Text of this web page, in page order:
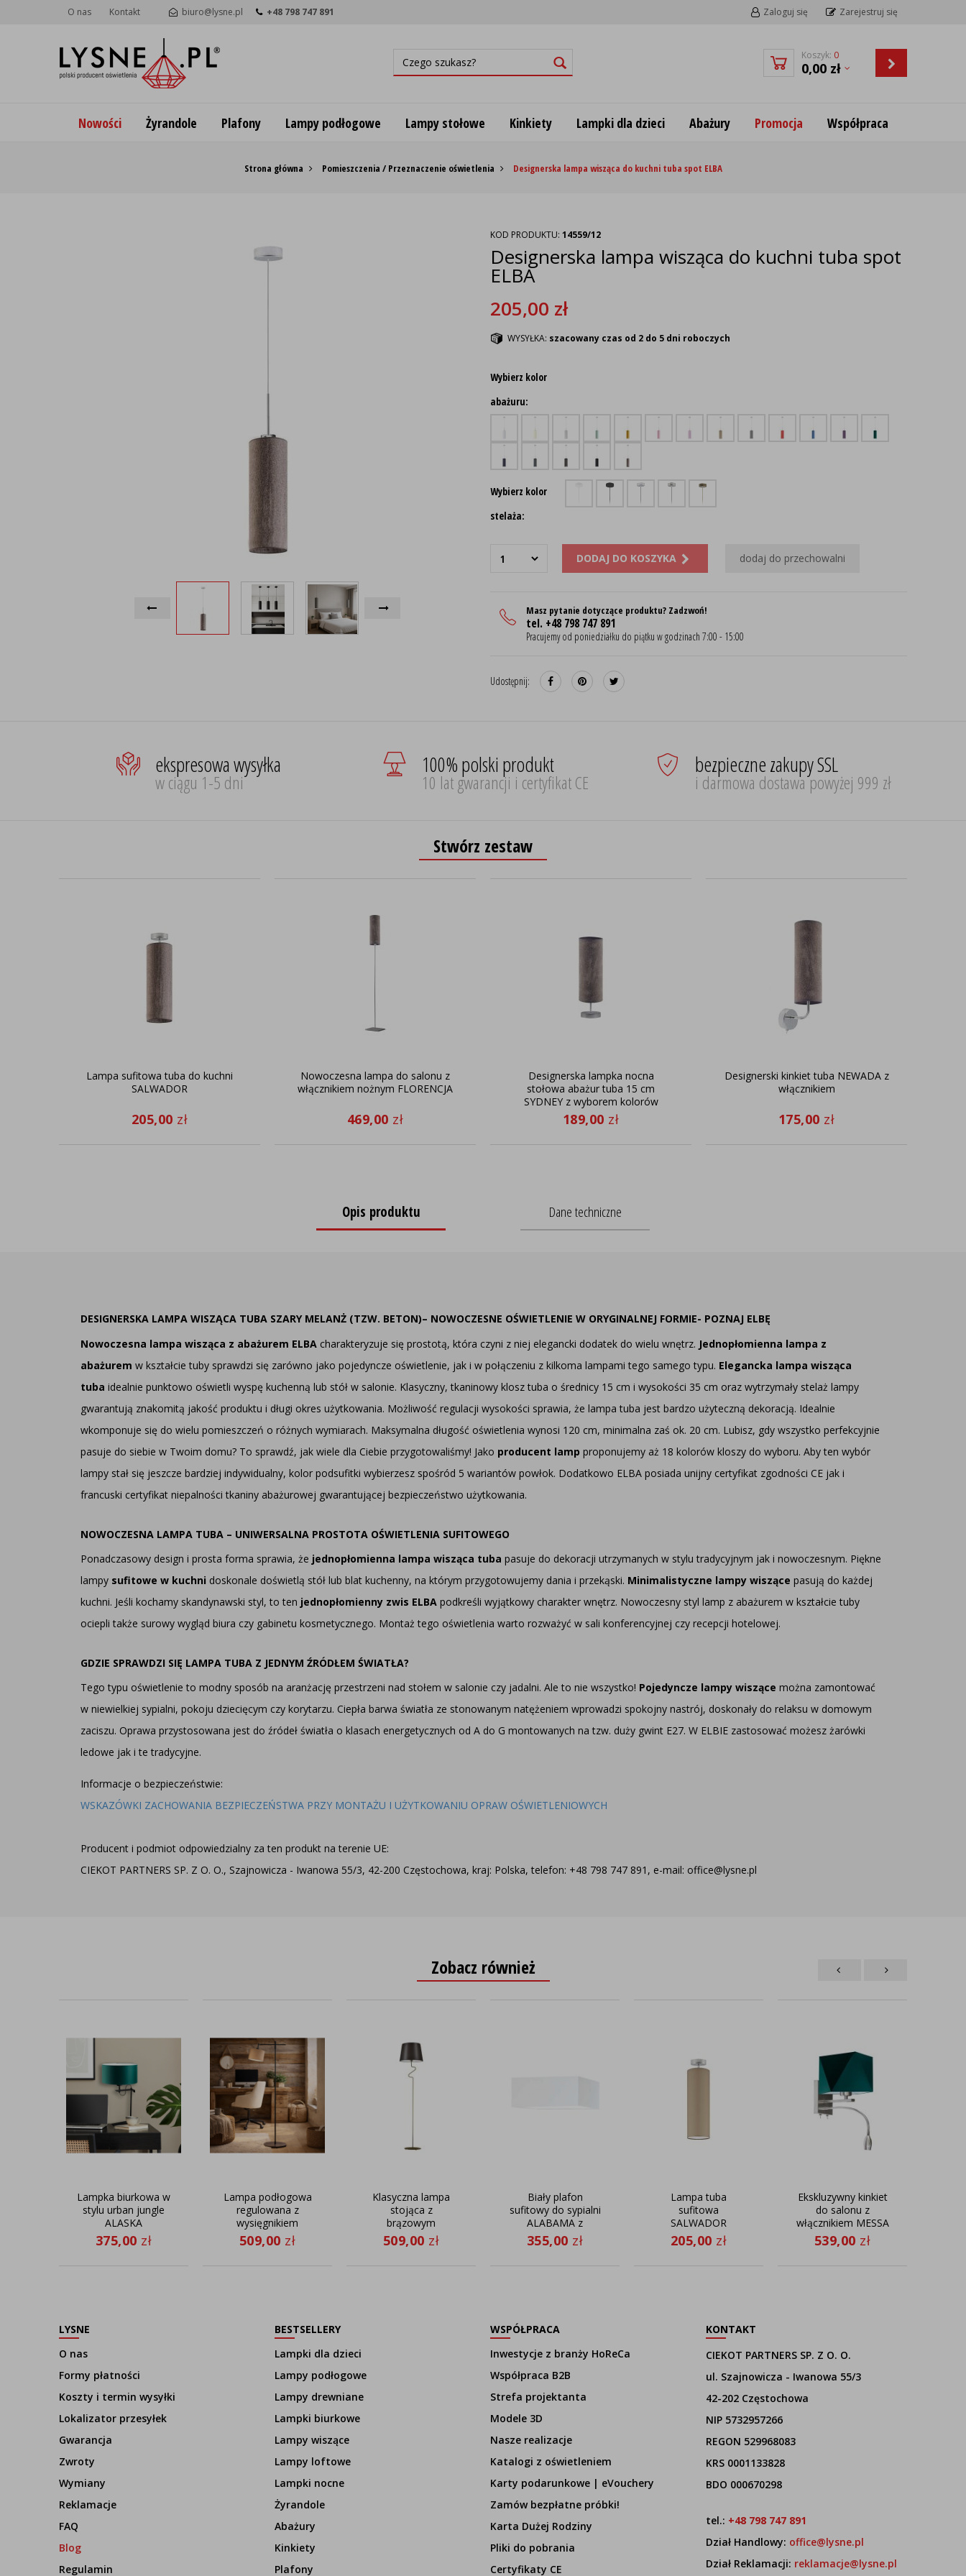
O nas Kontakt biuro@lysne.pl +48 798 747 891 Zaloguj się Zarejestruj się
Koszyk: 0
0,00 zł
Nowości Żyrandole Plafony Lampy podłogowe Lampy stołowe Kinkiety Lampki dla dzieci Abażury Promocja Współpraca
Strona główna Pomieszczenia / Przeznaczenie oświetlenia Designerska lampa wisząca do kuchni tuba spot ELBA
KOD PRODUKTU: 14559/12
Designerska lampa wisząca do kuchni tuba spot
ELBA
205,00 zł
WYSYŁKA: szacowany czas od 2 do 5 dni roboczych
Wybierz kolor
abażuru:
Wybierz kolor
stelaża:
DODAJ DO KOSZYKA dodaj do przechowalni
Masz pytanie dotyczące produktu? Zadzwoń!
tel. +48 798 747 891
Pracujemy od poniedziałku do piątku w godzinach 7:00 - 15:00
Udostępnij:
ekspresowa wysyłka
w ciągu 1-5 dni
100% polski produkt
10 lat gwarancji i certyfikat CE
bezpieczne zakupy SSL
i darmowa dostawa powyżej 999 zł
Stwórz zestaw
Lampa sufitowa tuba do kuchni
SALWADOR
205,00 zł
Nowoczesna lampa do salonu z
włącznikiem nożnym FLORENCJA
469,00 zł
Designerska lampka nocna
stołowa abażur tuba 15 cm
SYDNEY z wyborem kolorów
stelaża
189,00 zł
Designerski kinkiet tuba NEWADA z
włącznikiem
175,00 zł
Opis produktu Dane techniczne
DESIGNERSKA LAMPA WISZĄCA TUBA SZARY MELANŻ (TZW. BETON)– NOWOCZESNE OŚWIETLENIE W ORYGINALNEJ FORMIE- POZNAJ ELBĘ
Nowoczesna lampa wisząca z abażurem ELBA charakteryzuje się prostotą, która czyni z niej elegancki dodatek do wielu wnętrz. Jednopłomienna lampa z
abażurem w kształcie tuby sprawdzi się zarówno jako pojedyncze oświetlenie, jak i w połączeniu z kilkoma lampami tego samego typu. Elegancka lampa wisząca
tuba idealnie punktowo oświetli wyspę kuchenną lub stół w salonie. Klasyczny, tkaninowy klosz tuba o średnicy 15 cm i wysokości 35 cm oraz wytrzymały stelaż lampy
gwarantują znakomitą jakość produktu i długi okres użytkowania. Możliwość regulacji wysokości sprawia, że lampa tuba jest bardzo użyteczną dekoracją. Idealnie
wkomponuje się do wielu pomieszczeń o różnych wymiarach. Maksymalna długość oświetlenia wynosi 120 cm, minimalna zaś ok. 20 cm. Lubisz, gdy wszystko perfekcyjnie
pasuje do siebie w Twoim domu? To sprawdź, jak wiele dla Ciebie przygotowaliśmy! Jako producent lamp proponujemy aż 18 kolorów kloszy do wyboru. Aby ten wybór
lampy stał się jeszcze bardziej indywidualny, kolor podsufitki wybierzesz spośród 5 wariantów powłok. Dodatkowo ELBA posiada unijny certyfikat zgodności CE jak i
francuski certyfikat niepalności tkaniny abażurowej gwarantującej bezpieczeństwo użytkowania.
NOWOCZESNA LAMPA TUBA – UNIWERSALNA PROSTOTA OŚWIETLENIA SUFITOWEGO
Ponadczasowy design i prosta forma sprawia, że jednopłomienna lampa wisząca tuba pasuje do dekoracji utrzymanych w stylu tradycyjnym jak i nowoczesnym. Piękne
lampy sufitowe w kuchni doskonale doświetlą stół lub blat kuchenny, na którym przygotowujemy dania i przekąski. Minimalistyczne lampy wiszące pasują do każdej
kuchni. Jeśli kochamy skandynawski styl, to ten jednopłomienny zwis ELBA podkreśli wyjątkowy charakter wnętrz. Nowoczesny styl lamp z abażurem w kształcie tuby
ociepli także surowy wygląd biura czy gabinetu kosmetycznego. Montaż tego oświetlenia warto rozważyć w sali konferencyjnej czy recepcji hotelowej.
GDZIE SPRAWDZI SIĘ LAMPA TUBA Z JEDNYM ŹRÓDŁEM ŚWIATŁA?
Tego typu oświetlenie to modny sposób na aranżację przestrzeni nad stołem w salonie czy jadalni. Ale to nie wszystko! Pojedyncze lampy wiszące można zamontować
w niewielkiej sypialni, pokoju dziecięcym czy korytarzu. Ciepła barwa światła ze stonowanym natężeniem wprowadzi spokojny nastrój, doskonały do relaksu w domowym
zaciszu. Oprawa przystosowana jest do źródeł światła o klasach energetycznych od A do G montowanych na tzw. duży gwint E27. W ELBIE zastosować możesz żarówki
ledowe jak i te tradycyjne.
Informacje o bezpieczeństwie:
WSKAZÓWKI ZACHOWANIA BEZPIECZEŃSTWA PRZY MONTAŻU I UŻYTKOWANIU OPRAW OŚWIETLENIOWYCH
Producent i podmiot odpowiedzialny za ten produkt na terenie UE:
CIEKOT PARTNERS SP. Z O. O., Szajnowicza - Iwanowa 55/3, 42-200 Częstochowa, kraj: Polska, telefon: +48 798 747 891, e-mail: office@lysne.pl
Zobacz również
Lampka biurkowa w
stylu urban jungle
ALASKA
375,00 zł
Lampa podłogowa
regulowana z
wysięgnikiem
SERES w stylu
rustykalnym
509,00 zł
Klasyczna lampa
stojąca z
brązowym
abażurem z tkaniny
FOGO
509,00 zł
Biały plafon
sufitowy do sypialni
ALABAMA z
tkaninowym
abażurem 40x40cm
355,00 zł
Lampa tuba
sufitowa
SALWADOR
205,00 zł
Ekskluzywny kinkiet
do salonu z
włącznikiem MESSA
539,00 zł
LYSNE
O nas
Formy płatności
Koszty i termin wysyłki
Lokalizator przesyłek
Gwarancja
Zwroty
Wymiany
Reklamacje
FAQ
Blog
Regulamin
BESTSELLERY
Lampki dla dzieci
Lampy podłogowe
Lampy drewniane
Lampki biurkowe
Lampy wiszące
Lampy loftowe
Lampki nocne
Żyrandole
Abażury
Kinkiety
Plafony
WSPÓŁPRACA
Inwestycje z branży HoReCa
Współpraca B2B
Strefa projektanta
Modele 3D
Nasze realizacje
Katalogi z oświetleniem
Karty podarunkowe | eVouchery
Zamów bezpłatne próbki!
Karta Dużej Rodziny
Pliki do pobrania
Certyfikaty CE
KONTAKT
CIEKOT PARTNERS SP. Z O. O.
ul. Szajnowicza - Iwanowa 55/3
42-202 Częstochowa
NIP 5732957266
REGON 529968083
KRS 0001133828
BDO 000670298
tel.: +48 798 747 891
Dział Handlowy: office@lysne.pl
Dział Reklamacji: reklamacje@lysne.pl